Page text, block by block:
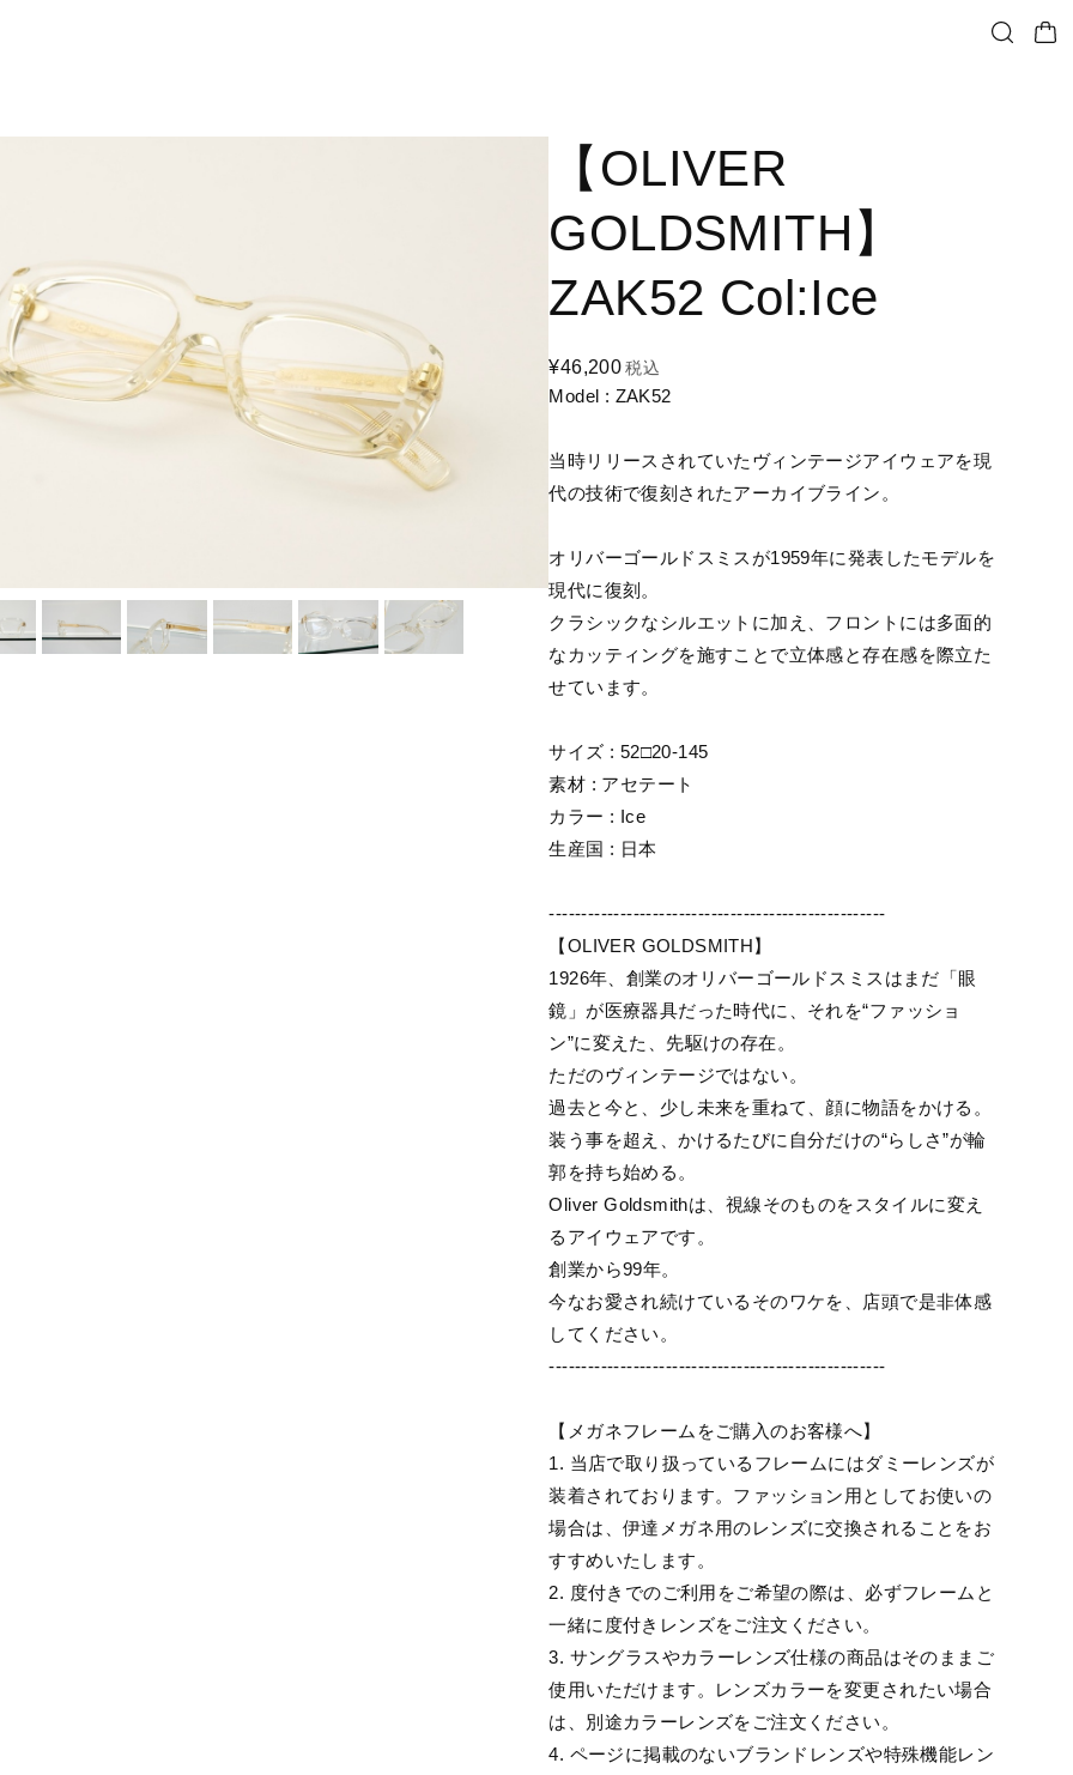
【OLIVER
GOLDSMITH】
ZAK52 Col:Ice
¥46,200 税込
Model : ZAK52
当時リリースされていたヴィンテージアイウェアを現
代の技術で復刻されたアーカイブライン。
オリバーゴールドスミスが1959年に発表したモデルを
現代に復刻。
クラシックなシルエットに加え、フロントには多面的
なカッティングを施すことで立体感と存在感を際立た
せています。
サイズ : 52□20-145
素材 : アセテート
カラー : Ice
生産国 : 日本
----------------------------------------------------
【OLIVER GOLDSMITH】
1926年、創業のオリバーゴールドスミスはまだ「眼
鏡」が医療器具だった時代に、それを“ファッショ
ン”に変えた、先駆けの存在。
ただのヴィンテージではない。
過去と今と、少し未来を重ねて、顔に物語をかける。
装う事を超え、かけるたびに自分だけの“らしさ”が輪
郭を持ち始める。
Oliver Goldsmithは、視線そのものをスタイルに変え
るアイウェアです。
創業から99年。
今なお愛され続けているそのワケを、店頭で是非体感
してください。
----------------------------------------------------
【メガネフレームをご購入のお客様へ】
1. 当店で取り扱っているフレームにはダミーレンズが
装着されております。ファッション用としてお使いの
場合は、伊達メガネ用のレンズに交換されることをお
すすめいたします。
2. 度付きでのご利用をご希望の際は、必ずフレームと
一緒に度付きレンズをご注文ください。
3. サングラスやカラーレンズ仕様の商品はそのままご
使用いただけます。レンズカラーを変更されたい場合
は、別途カラーレンズをご注文ください。
4. ページに掲載のないブランドレンズや特殊機能レン